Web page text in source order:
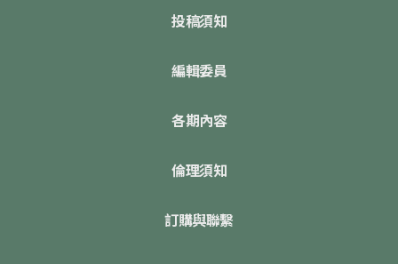
投稿須知
編輯委員
各期內容
倫理須知
訂購與聯繫